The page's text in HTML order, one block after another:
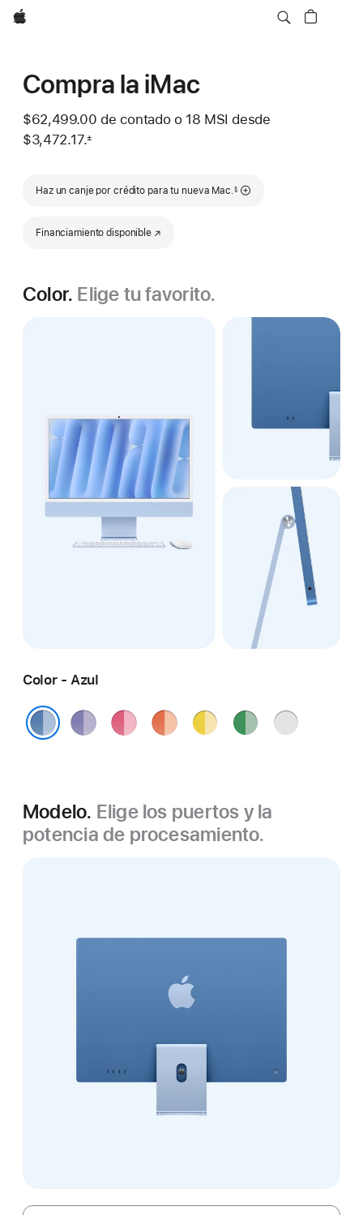
Apple
Compra la iMac
$62,499.00 de contado o 18 MSI desde
$3,472.17.±
Haz un canje por crédito para tu nueva Mac.
Nota al pie
§
Financiamiento disponible
(se abre en una nueva ventana)
Color. Elige tu favorito.
Color - Azul
MoradoRosa NaranjaAmarilloVerde
Color
plata
Modelo. Elige los puertos y la
potencia de procesamiento.